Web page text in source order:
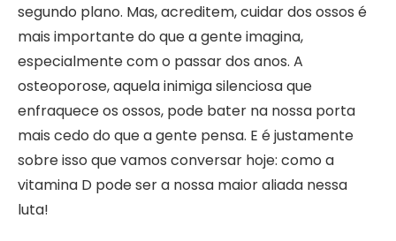
segundo plano. Mas, acreditem, cuidar dos ossos é
mais importante do que a gente imagina,
especialmente com o passar dos anos. A
osteoporose, aquela inimiga silenciosa que
enfraquece os ossos, pode bater na nossa porta
mais cedo do que a gente pensa. E é justamente
sobre isso que vamos conversar hoje: como a
vitamina D pode ser a nossa maior aliada nessa
luta!